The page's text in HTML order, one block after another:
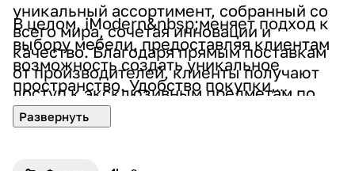
уникальный ассортимент, собранный со
всего мира, сочетая инновации и
качество. Благодаря прямым поставкам
от производителей, клиенты получают
доступ к эксклюзивным предметам по
привлекательным ценам. Быстрая
доставка и гарантия на всю продукцию
В целом, iModern&nbsp;меняет подход к
выбору мебели, предоставляя клиентам
возможность создать уникальное
пространство. Удобство покупки,
поддержка консультантов и широкий
выбор стильных решений для разных
местом для тех, кто ценит качество и